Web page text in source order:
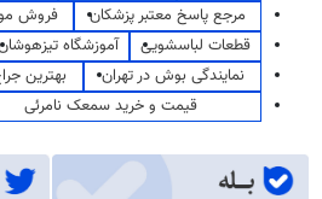
مرجع پاسخ معتبر پزشکان
فروش
قطعات لباسشویی
آموزشگاه
نمایندگی بوش در تهران
بهترین
قیمت و خرید سمعک نامرئی